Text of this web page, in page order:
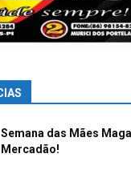
Semana das Mães
Mercadão!